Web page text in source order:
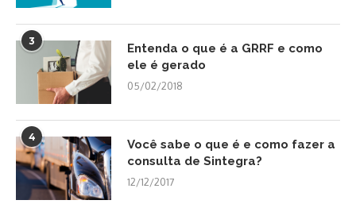
3
Entenda o que é a GRRF e como
ele é gerado
05/02/2018
4
Você sabe o que é e como fazer a
consulta de Sintegra?
12/12/2017